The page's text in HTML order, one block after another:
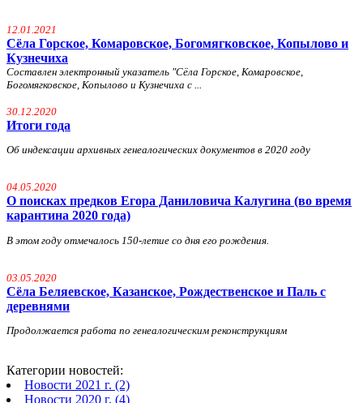
12.01.2021
Сёла Горское, Комаровское, Богомягковское, Копылово и
Кузнечиха
Составлен электронный указатель "Сёла Горское, Комаровское,
Богомягковское, Копылово и Кузнечиха с ...
30.12.2020
Итоги года
Об индексации архивных генеалогических документов в 2020 году
04.05.2020
О поисках предков Егора Даниловича Калугина (во время
карантина 2020 года)
В этом году отмечалось 150-летие со дня его рождения.
03.05.2020
Сёла Беляевское, Казанское, Рождественское и Паль с
деревнями
Продолжается работа по генеалогическим реконструкциям
Категории новостей:
Новости 2021 г. (2)
Новости 2020 г. (4)